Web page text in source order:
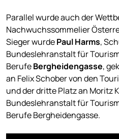
Parallel wurde auch der
Nachwuchssommelier
Sieger wurdePaul Harms,
Bundeslehranstalt für
BerufeBergheidengasse,
an Felix Schober von den
und der dritte Platz an Moritz
Bundeslehranstalt für
Berufe Bergheidengasse.